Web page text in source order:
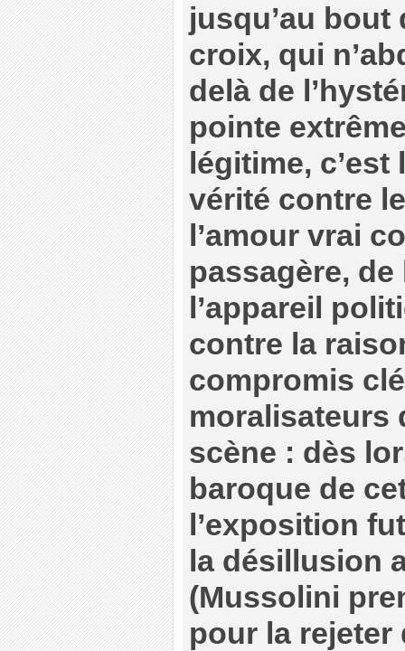
jusqu’au bout
croix, qui
delà de
pointe
légitime,
vérité contre
l’amour vrai
passagère,
l’appareil
contre la
compromis
moralisateurs
scène : dès
baroque de
l’exposition
la désillusion
(Mussolini
pour la rejeter